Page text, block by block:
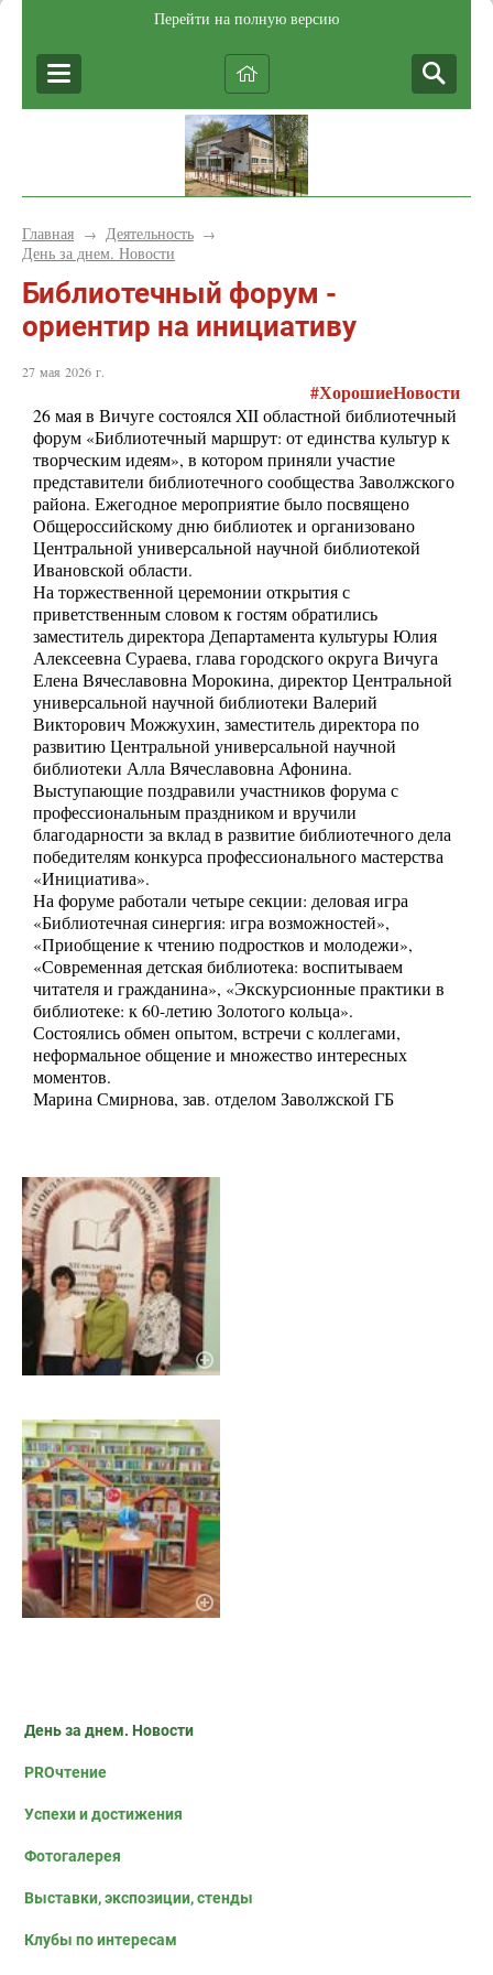
Перейти на полную версию
Главная → Деятельность →
День за днем. Новости
Библиотечный форум -
ориентир на инициативу
27 мая 2026 г.
#ХорошиеНовости
26 мая в Вичуге состоялся XII областной библиотечный
форум «Библиотечный маршрут: от единства культур к
творческим идеям», в котором приняли участие
представители библиотечного сообщества Заволжского
района. Ежегодное мероприятие было посвящено
Общероссийскому дню библиотек и организовано
Центральной универсальной научной библиотекой
Ивановской области.
На торжественной церемонии открытия с
приветственным словом к гостям обратились
заместитель директора Департамента культуры Юлия
Алексеевна Сураева, глава городского округа Вичуга
Елена Вячеславовна Морокина, директор Центральной
универсальной научной библиотеки Валерий
Викторович Можжухин, заместитель директора по
развитию Центральной универсальной научной
библиотеки Алла Вячеславовна Афонина.
Выступающие поздравили участников форума с
профессиональным праздником и вручили
благодарности за вклад в развитие библиотечного дела
победителям конкурса профессионального мастерства
«Инициатива».
На форуме работали четыре секции: деловая игра
«Библиотечная синергия: игра возможностей»,
«Приобщение к чтению подростков и молодежи»,
«Современная детская библиотека: воспитываем
читателя и гражданина», «Экскурсионные практики в
библиотеке: к 60-летию Золотого кольца».
Состоялись обмен опытом, встречи с коллегами,
неформальное общение и множество интересных
моментов.
Марина Смирнова, зав. отделом Заволжской ГБ
День за днем. Новости
PROчтение
Успехи и достижения
Фотогалерея
Выставки, экспозиции, стенды
Клубы по интересам